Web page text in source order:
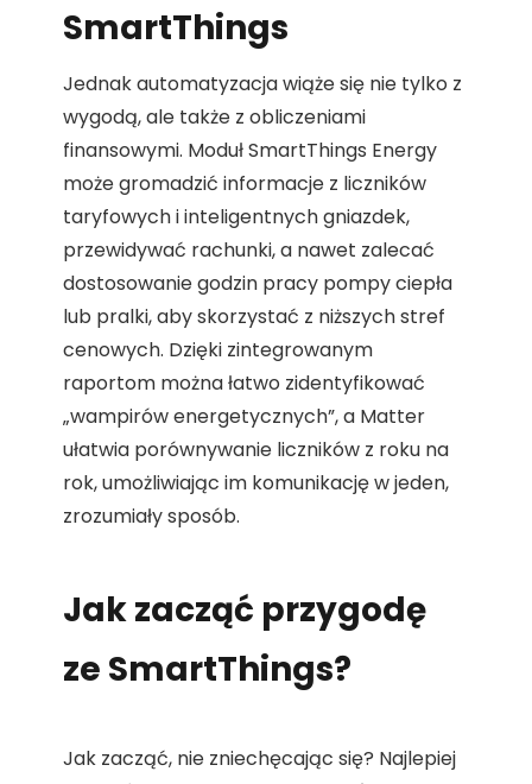
SmartThings
Jednak automatyzacja wiąże się nie tylko z
wygodą, ale także z obliczeniami
finansowymi. Moduł SmartThings Energy
może gromadzić informacje z liczników
taryfowych i inteligentnych gniazdek,
przewidywać rachunki, a nawet zalecać
dostosowanie godzin pracy pompy ciepła
lub pralki, aby skorzystać z niższych stref
cenowych. Dzięki zintegrowanym
raportom można łatwo zidentyfikować
„wampirów energetycznych”, a Matter
ułatwia porównywanie liczników z roku na
rok, umożliwiając im komunikację w jeden,
zrozumiały sposób.
Jak zacząć przygodę
ze SmartThings?
Jak zacząć, nie zniechęcając się? Najlepiej